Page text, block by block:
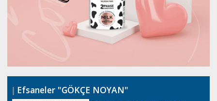
Efsaneler "GÖKÇE NOYAN"